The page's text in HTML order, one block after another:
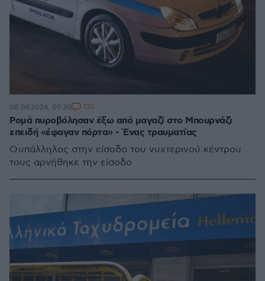
Ρομά πυροβόλησαν έξω από μαγαζί στο Μπουρνάζι
επειδή «έφαγαν πόρτα» - Ένας τραυματίας
Ο υπάλληλος στην είσοδο του νυχτερινού κέντρου
τους αρνήθηκε την είσοδο
08.09.2024, 09:30 135